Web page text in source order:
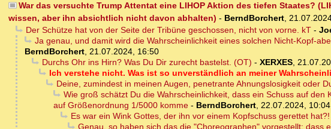
War das versuchte Trump Attentat eine LIHOP Aktion des tiefen Staates?
wissen, aber ihn absichtlich nicht davon abhalten) - BerndBorchert,
Der Schütze hat von der Seite der Tribüne geschossen, nicht von vorne. kT-
Ja genau, und damit wird die Wahrscheinlichkeit eines solchen Nicht-Kopf-
BerndBorchert, 21.07.2024, 16:50
Durchs Ohr ins Hirn? Was Du Dir zurecht bastelst. (OT) - XERXES,
Ich verstehe nicht. Was ist so unverständlich an meiner
Deine, zumindest in meinen Augen, penetrante Ahnungslosigkeit oder
Wie groß schätzt Du die Wahrscheinlichkeit, dass ein Schuss auf
auf Größenordnung 1/5000 komme - BerndBorchert, 22.07.2024, 10:04
Es war ein Wink Gottes, der ihn vor einem Kopfschuss gerettet hat?!
Genau, so haben sich das die "Choreographen" vorgestellt: dass